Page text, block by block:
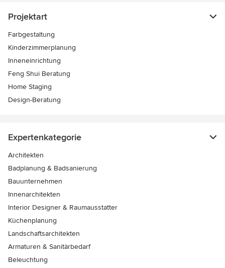
Projektart
Farbgestaltung
Kinderzimmerplanung
Inneneinrichtung
Feng Shui Beratung
Home Staging
Design-Beratung
Expertenkategorie
Architekten
Badplanung & Badsanierung
Bauunternehmen
Innenarchitekten
Interior Designer & Raumausstatter
Küchenplanung
Landschaftsarchitekten
Armaturen & Sanitärbedarf
Beleuchtung